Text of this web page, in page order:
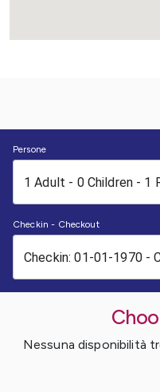
Persone
Checkin - Checkout
Nessuna disponibilità